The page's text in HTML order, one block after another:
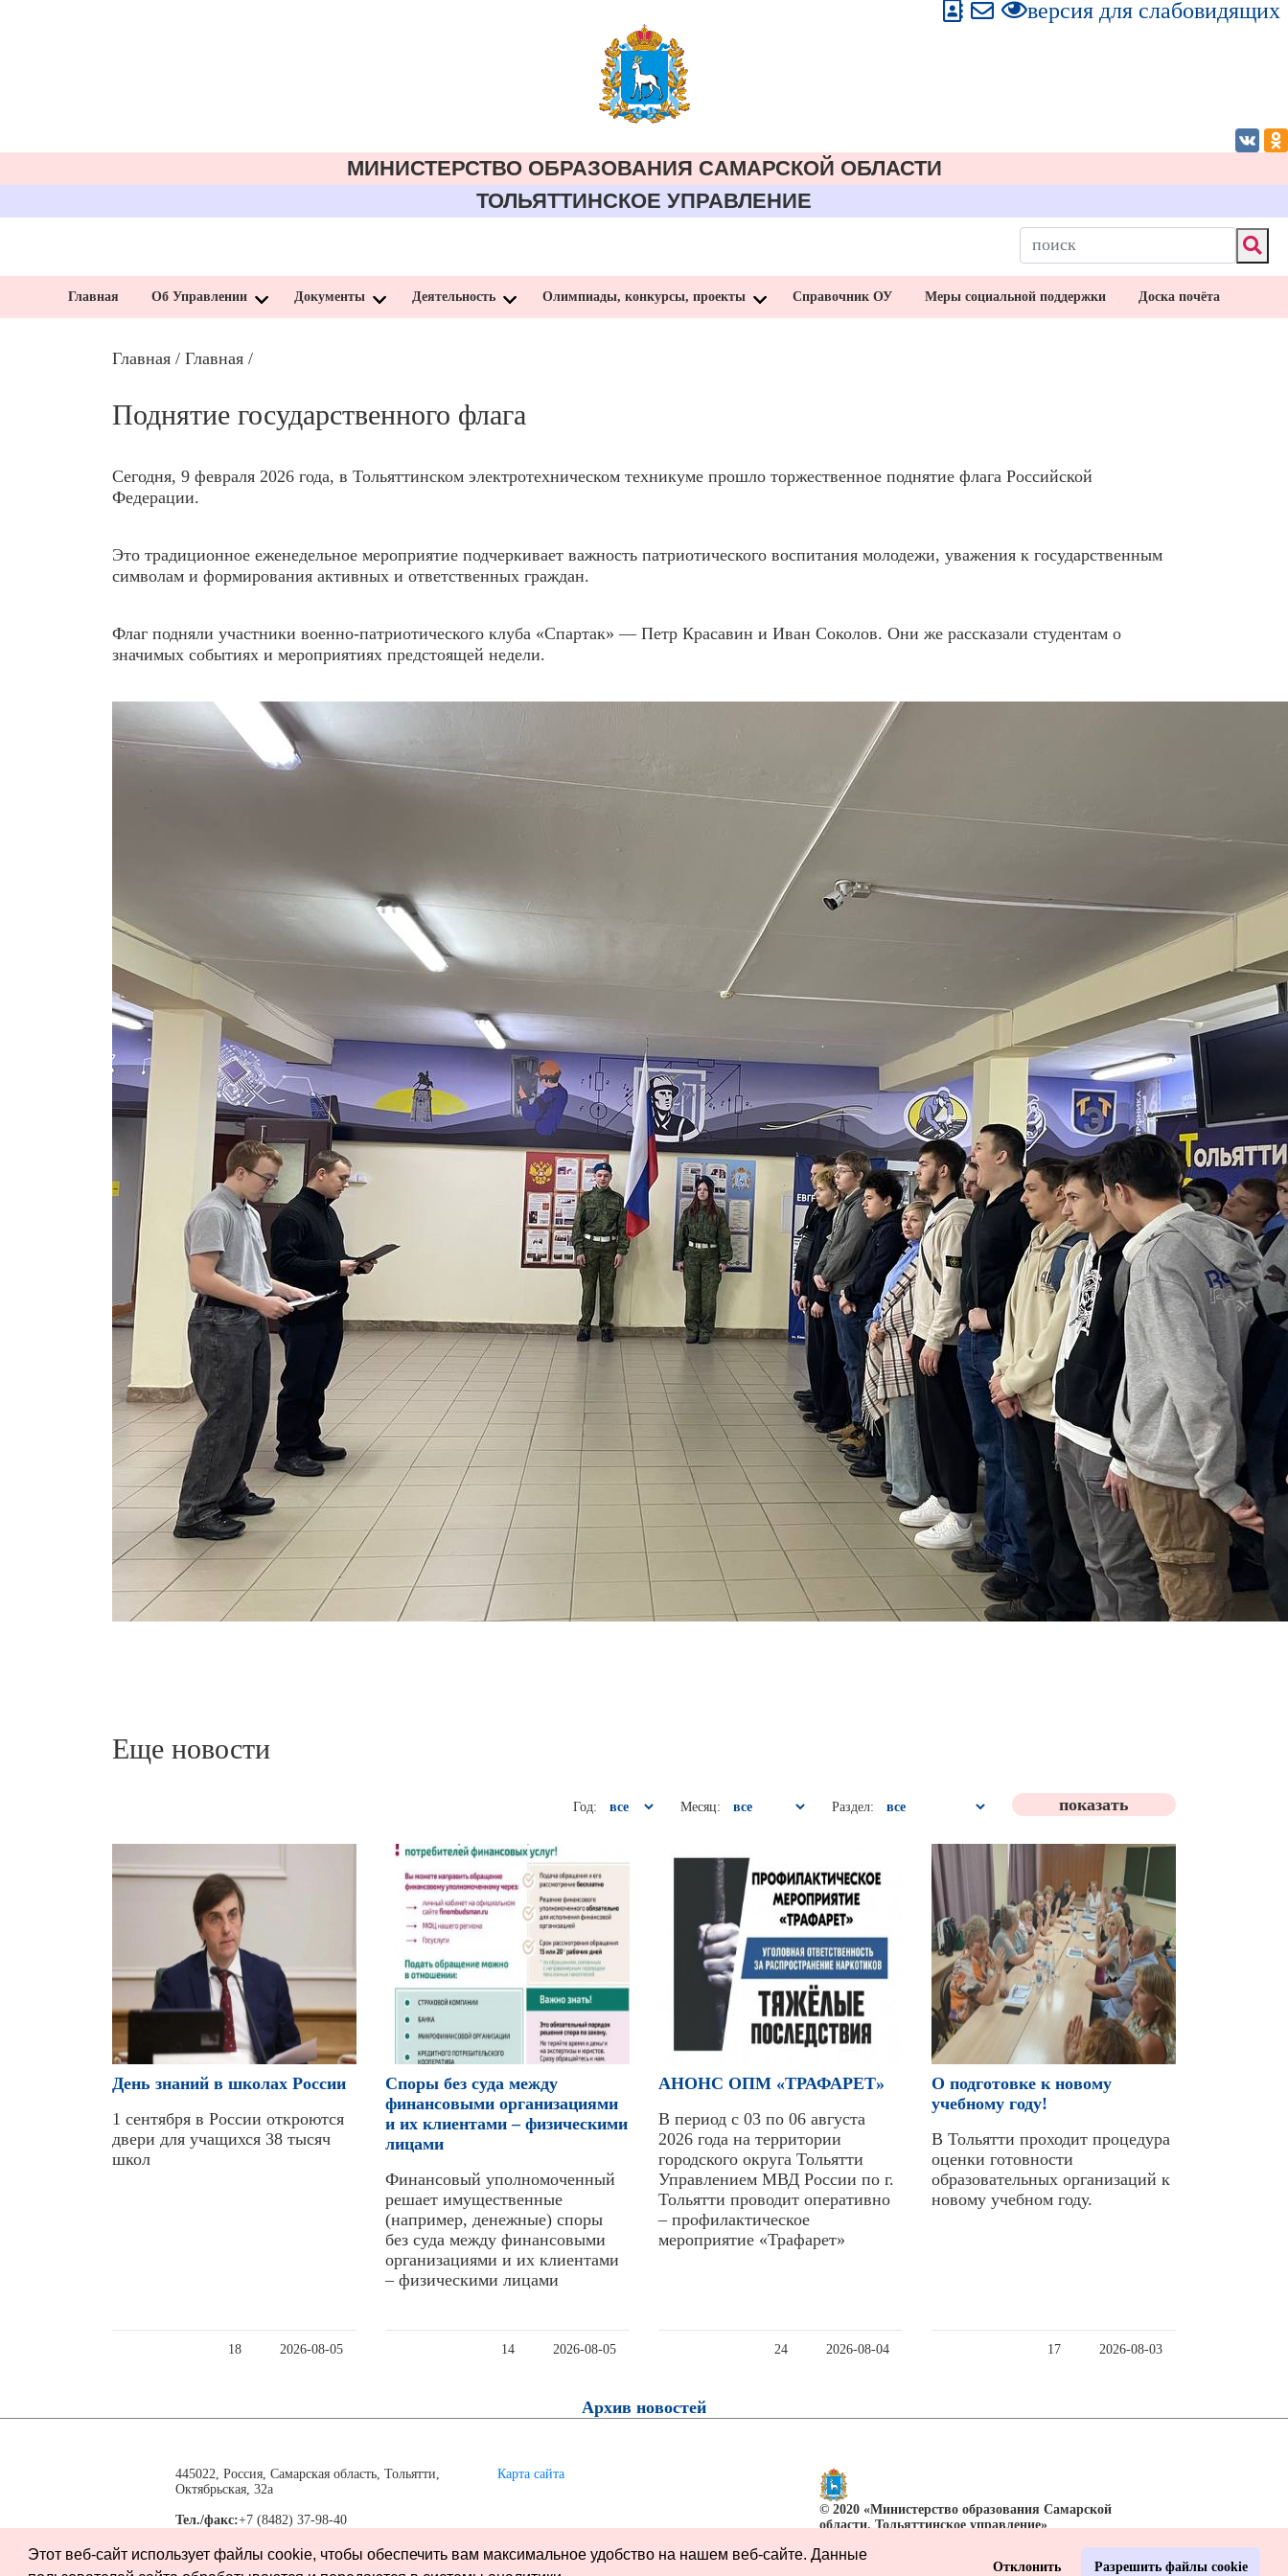
Этот веб-сайт использует файлы cookie, чтобы обеспечить вам максимальное удобство на нашем веб-сайте. Данные
Отклонить Разрешить файлы cookie
версия для слабовидящих
МИНИСТЕРСТВО ОБРАЗОВАНИЯ CАМАРСКОЙ ОБЛАСТИ
ТОЛЬЯТТИНСКОЕ УПРАВЛЕНИЕ
Главная Об Управлении Документы Деятельность Олимпиады, конкурсы, проекты Справочник ОУ Меры социальной поддержки Доска почёта
Главная / Главная /
Поднятие государственного флага
Сегодня, 9 февраля 2026 года, в Тольяттинском электротехническом техникуме прошло торжественное поднятие флага Российской
Федерации.
Это традиционное еженедельное мероприятие подчеркивает важность патриотического воспитания молодежи, уважения к государственным
символам и формирования активных и ответственных граждан.
Флаг подняли участники военно-патриотического клуба «Спартак» — Петр Красавин и Иван Соколов. Они же рассказали студентам о
значимых событиях и мероприятиях предстоящей недели.
Еще новости
Год: Месяц: Раздел:
День знаний в школах России
1 сентября в России откроются
двери для учащихся 38 тысяч
школ
2026-08-05
18
Cпоры без суда между
финансовыми организациями
и их клиентами – физическими
лицами
Финансовый уполномоченный
решает имущественные
(например, денежные) споры
без суда между финансовыми
организациями и их клиентами
– физическими лицами
2026-08-05
14
АНОНС ОПМ «ТРАФАРЕТ»
В период с 03 по 06 августа
2026 года на территории
городского округа Тольятти
Управлением МВД России по г.
Тольятти проводит оперативно
– профилактическое
мероприятие «Трафарет»
2026-08-04
24
О подготовке к новому
учебному году!
В Тольятти проходит процедура
оценки готовности
образовательных организаций к
новому учебном году.
2026-08-03
17
Архив новостей
445022, Россия, Самарская область, Тольятти,
Октябрьская, 32а
Тел./факс:+7 (8482) 37-98-40
tgl_adm@63edu.ru office@tumon.ru
Карта сайта
© 2020 «Министерство образования Самарской
области. Тольяттинское управление»